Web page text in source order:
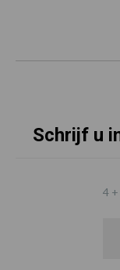
Schrijf u
4 +